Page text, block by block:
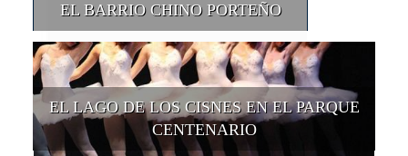
EL BARRIO CHINO PORTEÑO
EL LAGO DE LOS CISNES EN EL PARQUE
CENTENARIO